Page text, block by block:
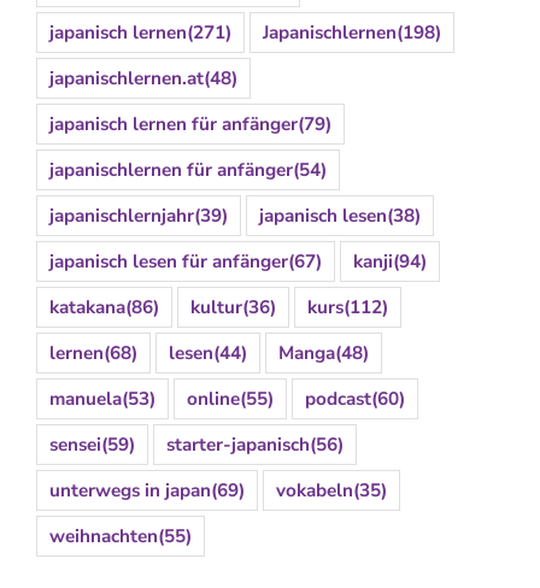
japanisch lernen(271) Japanischlernen(198)
japanischlernen.at(48)
japanisch lernen für anfänger(79)
japanischlernen für anfänger(54)
japanischlernjahr(39) japanisch lesen(38)
japanisch lesen für anfänger(67) kanji(94)
katakana(86) kultur(36) kurs(112)
lernen(68) lesen(44) Manga(48)
manuela(53) online(55) podcast(60)
sensei(59) starter-japanisch(56)
unterwegs in japan(69) vokabeln(35)
weihnachten(55)